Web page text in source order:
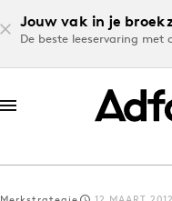
Jouw vak in je
De beste leeservaring met